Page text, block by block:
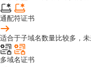
通配符证书
适合于子域名数量比较多，未
多域名证书